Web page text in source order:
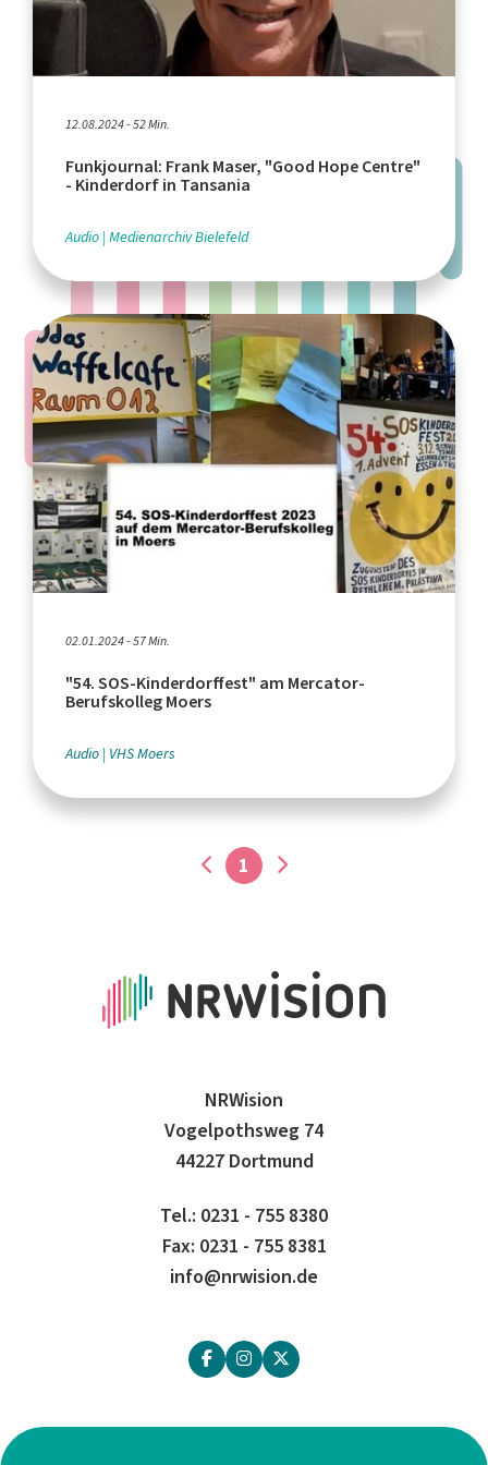
12.08.2024 - 52 Min.
Funkjournal: Frank Maser, "Good Hope Centre"
- Kinderdorf in Tansania
Audio Medienarchiv Bielefeld
02.01.2024 - 57 Min.
"54. SOS-Kinderdorffest" am Mercator-
Berufskolleg Moers
Audio VHS Moers
1
NRWision
Vogelpothsweg 74
44227 Dortmund
Tel.: 0231 - 755 8380
Fax: 0231 - 755 8381
info@nrwision.de